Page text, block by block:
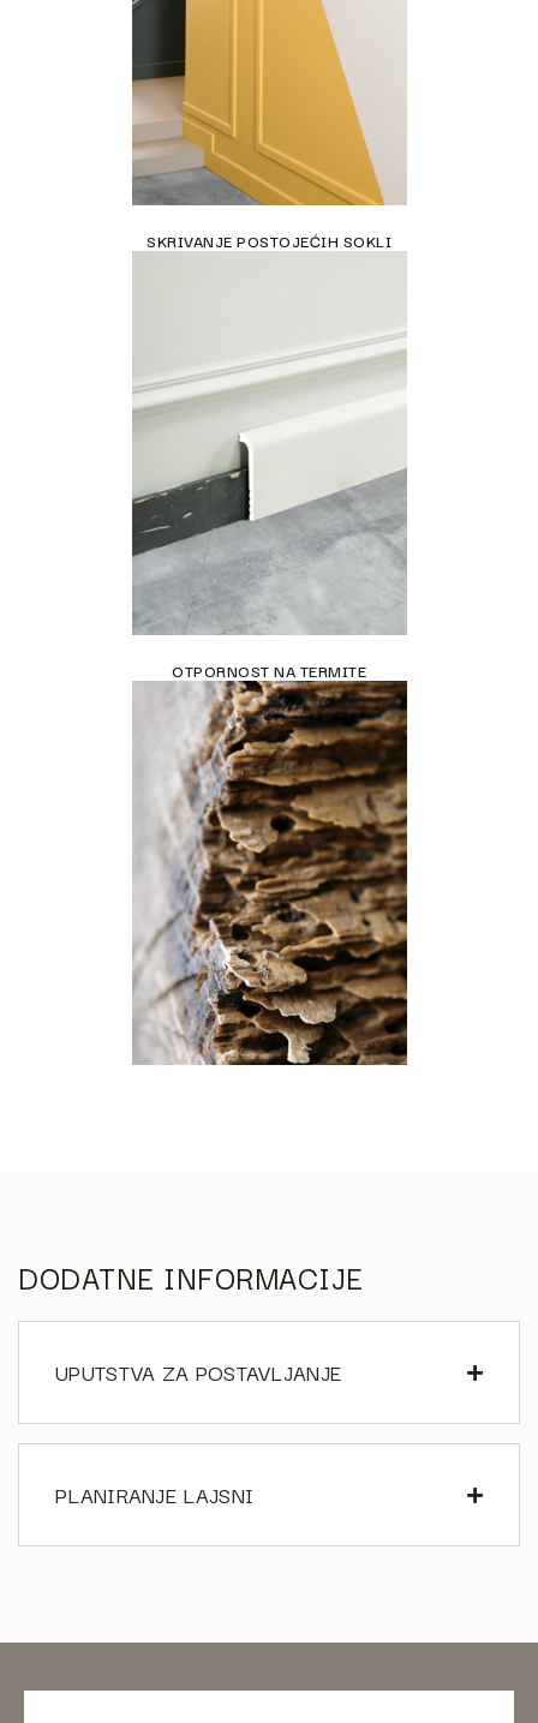
SKRIVANJE POSTOJEĆIH SOKLI
OTPORNOST NA TERMITE
DODATNE INFORMACIJE
UPUTSTVA ZA POSTAVLJANJE
PLANIRANJE LAJSNI